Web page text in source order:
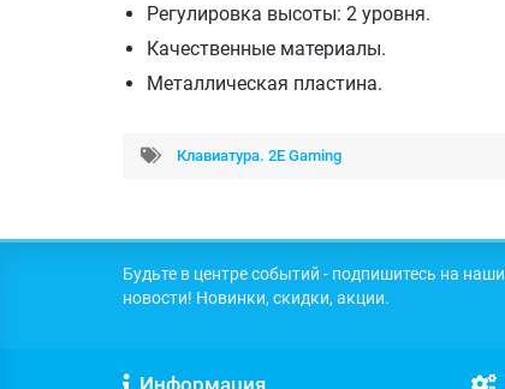
Регулировка высоты: 2 уровня.
Качественные материалы.
Металлическая пластина.
Клавиатура. 2E Gaming
Будьте в центре событий - подпишитесь на наши
новости! Новинки, скидки, акции.
Информация